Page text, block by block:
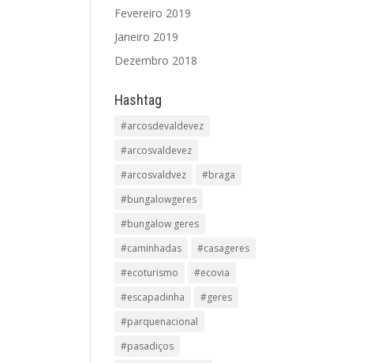
Fevereiro 2019
Janeiro 2019
Dezembro 2018
Hashtag
#arcosdevaldevez
#arcosvaldevez
#arcosvaldvez
#braga
#bungalowgeres
#bungalow geres
#caminhadas
#casageres
#ecoturismo
#ecovia
#escapadinha
#geres
#parquenacional
#pasadiços